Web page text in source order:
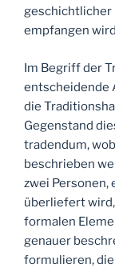
geschichtlicher
empfangen
Im Begriff der
entscheidende
die
Gegenstand
tradendum,
beschrieben
zwei Personen,
überliefert
formalen
genauer
formulieren,